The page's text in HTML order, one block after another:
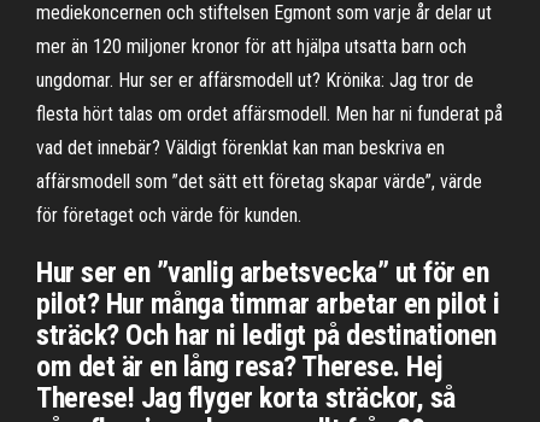
mediekoncernen och stiftelsen Egmont som varje år delar ut
mer än 120 miljoner kronor för att hjälpa utsatta barn och
ungdomar. Hur ser er affärsmodell ut? Krönika: Jag tror de
flesta hört talas om ordet affärsmodell. Men har ni funderat på
vad det innebär? Väldigt förenklat kan man beskriva en
affärsmodell som ”det sätt ett företag skapar värde”, värde
för företaget och värde för kunden.
Hur ser en ”vanlig arbetsvecka” ut för en
pilot? Hur många timmar arbetar en pilot i
sträck? Och har ni ledigt på destinationen
om det är en lång resa? Therese. Hej
Therese! Jag flyger korta sträckor, så